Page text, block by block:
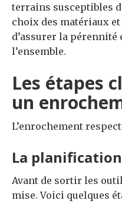
terrains susceptibles
choix des matériaux
d’assurer la pérennité
l’ensemble.
Les étapes
un
L’enrochement
La planification
Avant de sortir les
mise. Voici quelques